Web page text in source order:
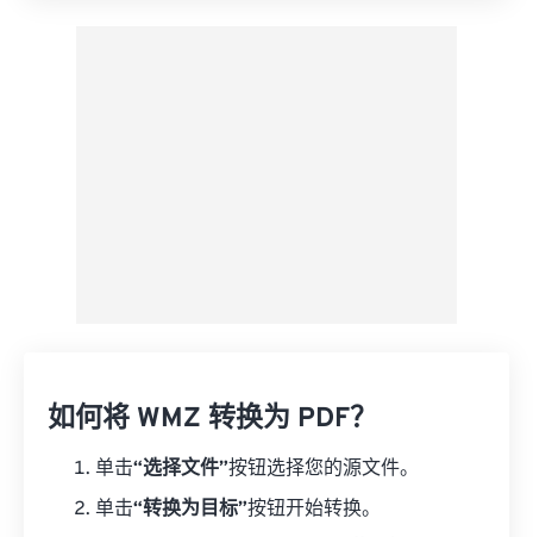
如何将 WMZ 转换为 PDF？
单击“选择文件”按钮选择您的源文件。
单击“转换为目标”按钮开始转换。